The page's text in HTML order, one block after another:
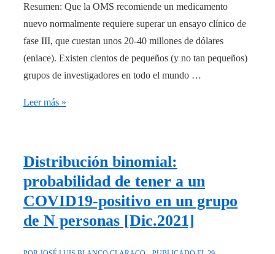
Resumen: Que la OMS recomiende un medicamento
nuevo normalmente requiere superar un ensayo clínico de
fase III, que cuestan unos 20-40 millones de dólares
(enlace). Existen cientos de pequeños (y no tan pequeños)
grupos de investigadores en todo el mundo …
La
gobiernos
no
escuchan:
tratamientos
Leer más »
Distribución binomial:
probabilidad de tener a un
COVID19-positivo en un grupo
de N personas [Dic.2021]